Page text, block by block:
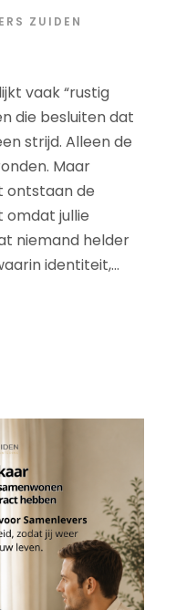
ZUIDEN
vaak “rustig
die besluiten dat
strijd. Alleen de
Maar
ontstaan de
omdat jullie
niemand helder
identiteit,...